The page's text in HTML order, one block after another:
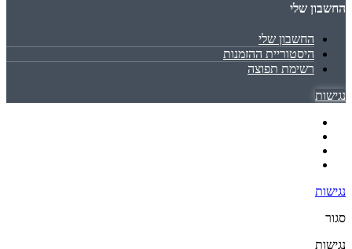
החשבון שלי
החשבון שלי
היסטוריית ההזמנות
רשימת תפוצה
נגישות
נגישות
סגור
נגישות